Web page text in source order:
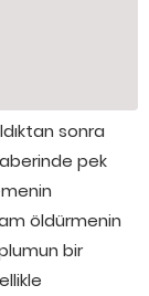
sonra
pek
öldürmenin
bir